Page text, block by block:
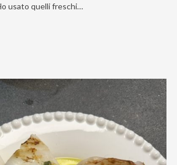
usato quelli freschi…